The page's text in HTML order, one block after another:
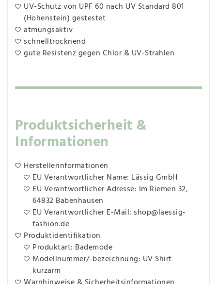
UV-Schutz von UPF 60 nach UV Standard 801
(Hohenstein) gestestet
atmungsaktiv
schnelltrocknend
gute Resistenz gegen Chlor & UV-Strahlen
Produktsicherheit &
Informationen
Herstellerinformationen
EU Verantwortlicher Name: Lässig GmbH
EU Verantwortlicher Adresse: Im Riemen 32,
64832 Babenhausen
EU Verantwortlicher E-Mail: shop@laessig-
fashion.de
Produktidentifikation
Produktart: Bademode
Modellnummer/-bezeichnung: UV Shirt
kurzarm